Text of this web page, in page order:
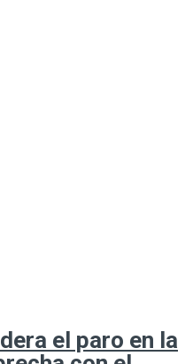
el paro en la